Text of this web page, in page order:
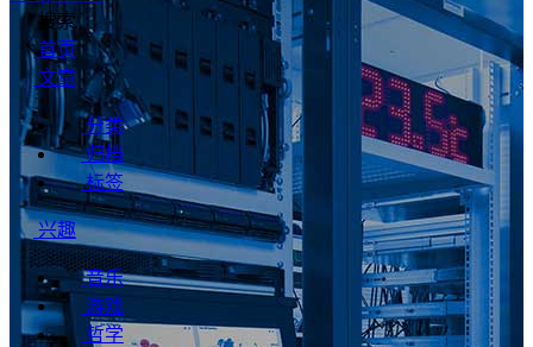
搜索
首页
文章
分类
归档
标签
兴趣
音乐
游戏
哲学